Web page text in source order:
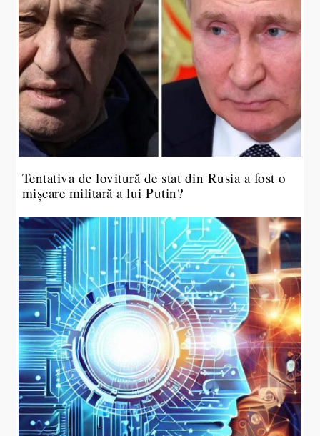
Tentativa de lovitură de stat din Rusia a fost o
mișcare militară a lui Putin?